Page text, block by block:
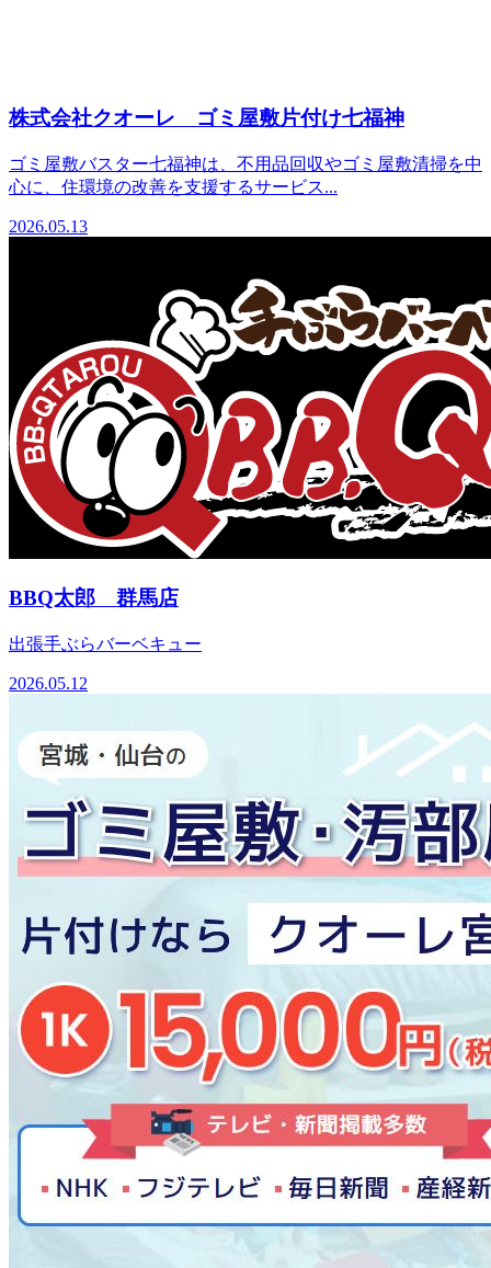
株式会社クオーレ ゴミ屋敷片付け七福神
ゴミ屋敷バスター七福神は、不用品回収やゴミ屋敷清掃を中
心に、住環境の改善を支援するサービス...
2026.05.13
BBQ太郎 群馬店
出張手ぶらバーベキュー
2026.05.12